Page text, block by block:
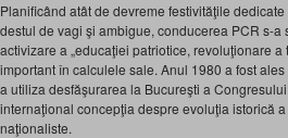
Planificând atât de devreme festivităţile
destul de vagi şi ambigue, conducerea PCR s-
activizare a „educaţiei patriotice, revoluţionare
important în calculele sale. Anul 1980 a fost
a utiliza desfăşurarea la Bucureşti a
internaţional concepţia despre evoluţia istorică
naţionaliste.